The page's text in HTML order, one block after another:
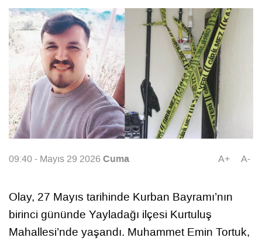
09:40 - Mayıs 29 2026 Cuma A+ A-
Olay, 27 Mayıs tarihinde Kurban Bayramı’nın
birinci gününde Yayladağı ilçesi Kurtuluş
Mahallesi’nde yaşandı. Muhammet Emin Tortuk,